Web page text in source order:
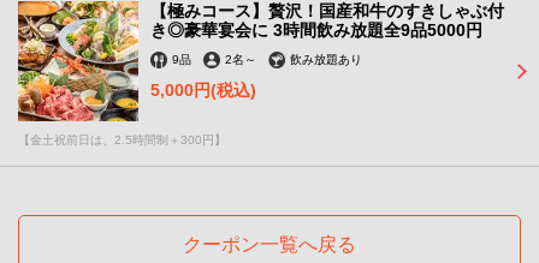
【極みコース】贅沢！国産和牛のすきしゃぶ付
き◎豪華宴会に 3時間飲み放題全9品5000円
9品 2名 ～ 飲み放題あり
5,000円(税込)
【金土祝前日は、2.5時間制＋300円】
クーポン一覧へ戻る
【コースご予約のお客様へ】 10名様以上⇒1名様分無料！
20名様以上⇒2名様分無料！ | 個室居酒屋 美味門 うまいも
ん 大宮店
埼玉県さいたま市大宮区桜木町１-８-３ サンユービル5F
https://oomiya.owst.jp/coupons/191865699